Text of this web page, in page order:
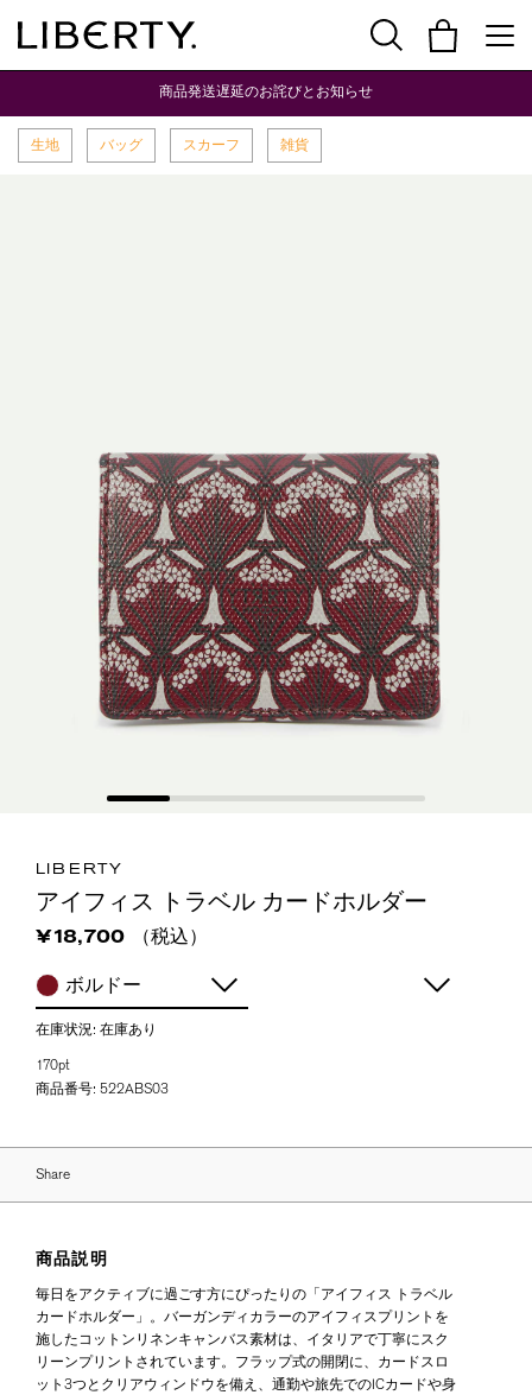
商品発送遅延のお詫びとお知らせ
生地 バッグ スカーフ 雑貨
LIBERTY
アイフィス トラベル カードホルダー
¥18,700
（税込）
ボルドー
在庫状況: 在庫あり
170pt
商品番号: 522ABS03
Share
商品説明
毎日をアクティブに過ごす方にぴったりの「アイフィス トラベル
カードホルダー」。バーガンディカラーのアイフィスプリントを
施したコットンリネンキャンバス素材は、イタリアで丁寧にスク
リーンプリントされています。フラップ式の開閉に、カードスロ
ット3つとクリアウィンドウを備え、通勤や旅先でのICカードや身